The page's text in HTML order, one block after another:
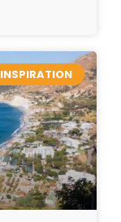
INSPIRATION